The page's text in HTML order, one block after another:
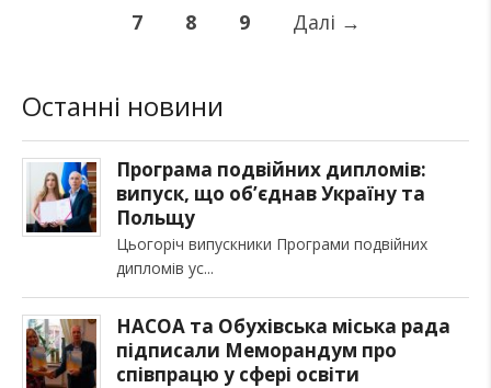
7
8 9 Далі →
Останні новини
Програма подвійних дипломів:
випуск, що об’єднав Україну та
Польщу
Цьогоріч випускники Програми подвійних
дипломів ус
НАСОА та Обухівська міська рада
підписали Меморандум про
співпрацю у сфері освіти